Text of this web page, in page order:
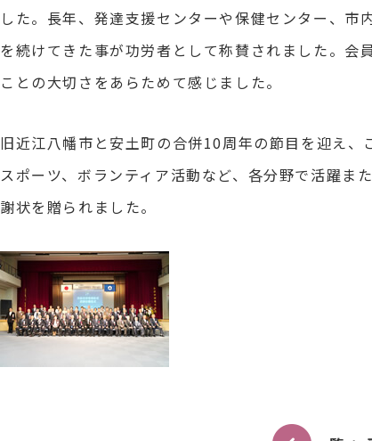
した。長年、発達支援センターや保健センター、
を続けてきた事が功労者として称賛されました。会
ことの大切さをあらためて感じました。
旧近江八幡市と安土町の合併10周年の節目を迎え、
スポーツ、ボランティア活動など、各分野で活躍
謝状を贈られました。